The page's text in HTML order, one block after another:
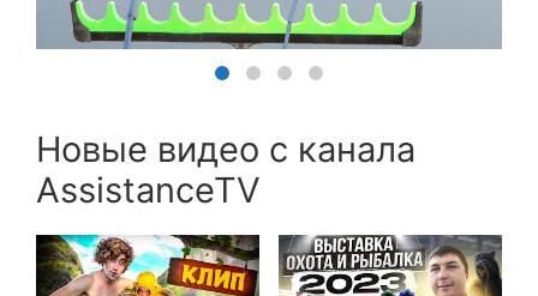
Новые видео с канала
AssistanceTV